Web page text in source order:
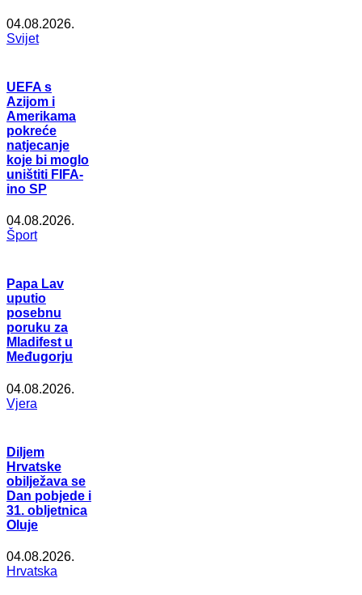
04.08.2026.
Svijet
UEFA s
Azijom i
Amerikama
pokreće
natjecanje
koje bi moglo
uništiti FIFA-
ino SP
04.08.2026.
Šport
Papa Lav
uputio
posebnu
poruku za
Mladifest u
Međugorju
04.08.2026.
Vjera
Diljem
Hrvatske
obilježava se
Dan pobjede i
31. obljetnica
Oluje
04.08.2026.
Hrvatska